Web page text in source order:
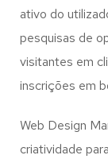
ativo do
pesquisas de
visitantes em
inscrições em
Web Design
criatividade